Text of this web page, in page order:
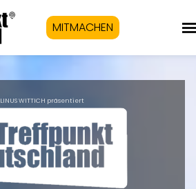
MITMACHEN
LINUS WITTICH präsentiert